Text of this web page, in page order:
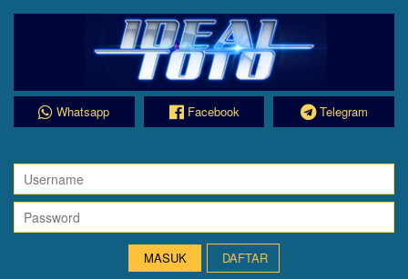
Whatsapp Facebook Telegram
DAFTAR